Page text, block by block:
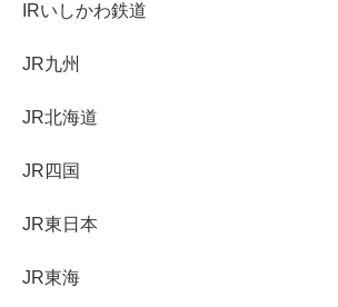
IRいしかわ鉄道
JR九州
JR北海道
JR四国
JR東日本
JR東海